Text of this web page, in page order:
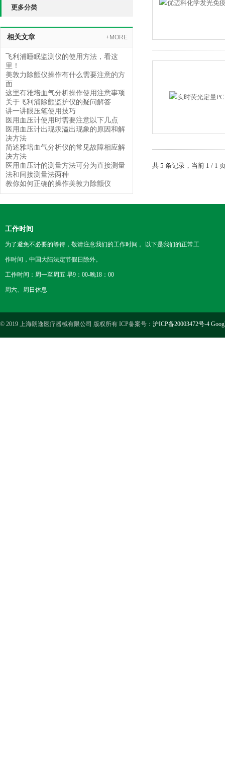
更多分类
相关文章 +MORE
飞利浦睡眠监测仪的使用方法，看这
里！
美敦力除颤仪操作有什么需要注意的方
面
这里有雅培血气分析操作使用注意事项
关于飞利浦除颤监护仪的疑问解答
讲一讲眼压笔使用技巧
医用血压计使用时需要注意以下几点
医用血压计出现汞溢出现象的原因和解
决方法
简述雅培血气分析仪的常见故障相应解
决方法
医用血压计的测量方法可分为直接测量
法和间接测量法两种
教你如何正确的操作美敦力除颤仪
共 5 条记录，当前 1 / 1
工作时间
为了避免不必要的等待，敬请注意我们的工作时间 。以下是我们的正常工
作时间，中国大陆法定节假日除外。
工作时间：周一至周五 早9：00-晚18：00
周六、周日休息
© 2019 上海朗逸医疗器械有限公司 版权所有 ICP备案号： 沪ICP备20003472号-4